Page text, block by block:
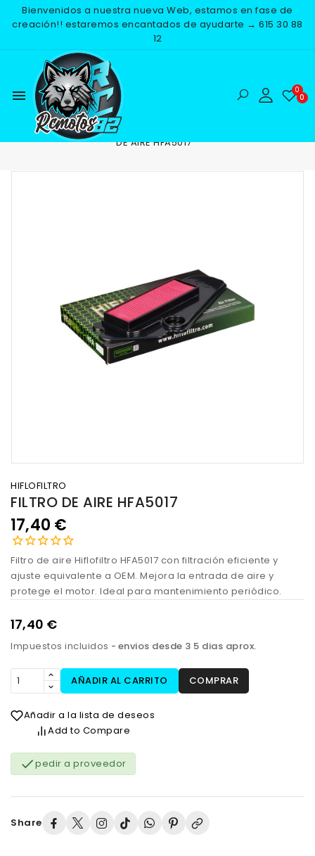
Bienvenidos a nuestra nueva Web, estamos en fase de
creación!! estaremos encantados de ayudarte → 615 30 88
12
menu
Inicio RECAMBIOS
DE AIRE HFA5017
HIFLOFILTRO
FILTRO DE AIRE HFA5017
17,40 €
Filtro de aire Hiflofiltro HFA5017 con filtración eficiente y
ajuste equivalente a OEM. Mejora la entrada de aire y
protege el motor. Ideal para mantenimiento periódico.
17,40 €
Impuestos incluidos envios desde 3 5 dias aprox.
AÑADIR AL CARRITO COMPRAR
Añadir a la lista de deseos
Add to Compare
pedir a proveedor
Share